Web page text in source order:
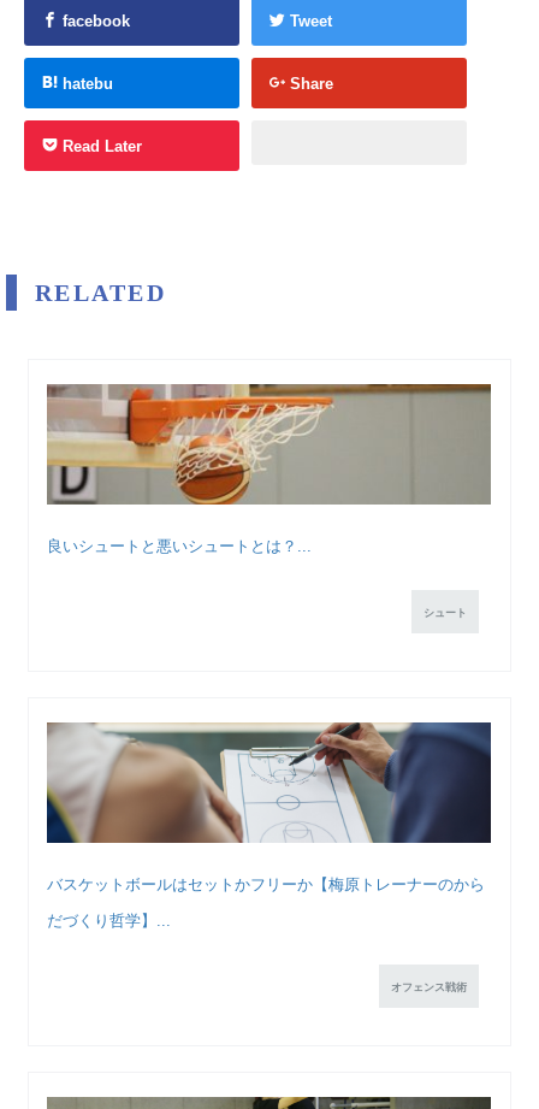
facebook Tweet
hatebu Share
Read Later
RELATED
良いシュートと悪いシュートとは？...
シュート
バスケットボールはセットかフリーか【梅原トレーナーのから
だづくり哲学】...
オフェンス戦術